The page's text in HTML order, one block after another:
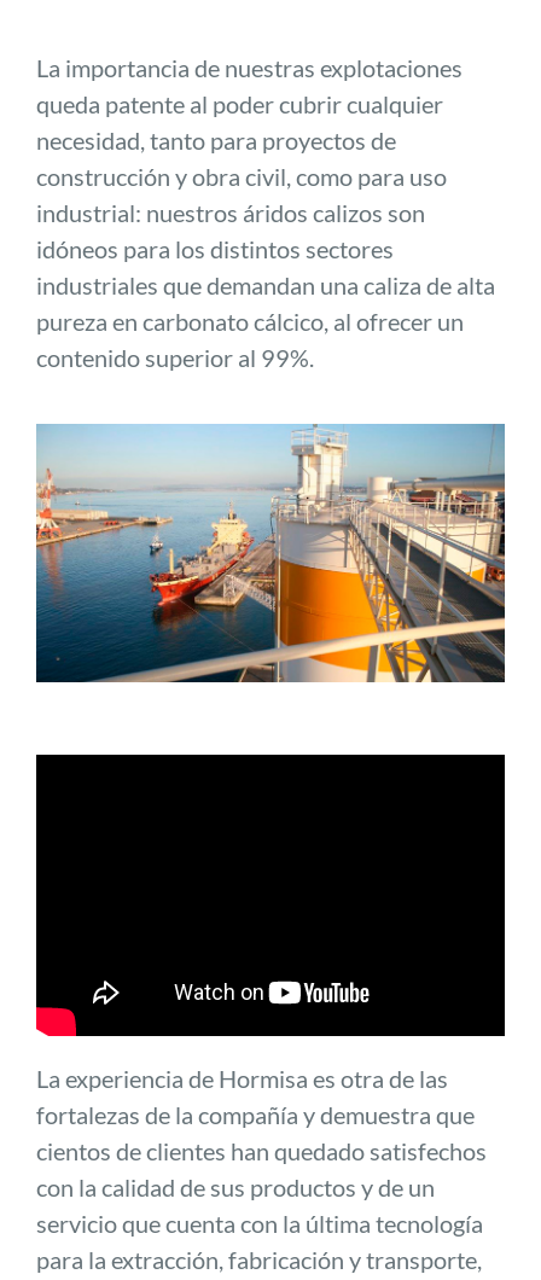
La importancia de nuestras explotaciones
queda patente al poder cubrir cualquier
necesidad, tanto para proyectos de
construcción y obra civil, como para uso
industrial: nuestros áridos calizos son
idóneos para los distintos sectores
industriales que demandan una caliza de alta
pureza en carbonato cálcico, al ofrecer un
contenido superior al 99%.
La experiencia de Hormisa es otra de las
fortalezas de la compañía y demuestra que
cientos de clientes han quedado satisfechos
con la calidad de sus productos y de un
servicio que cuenta con la última tecnología
para la extracción, fabricación y transporte,